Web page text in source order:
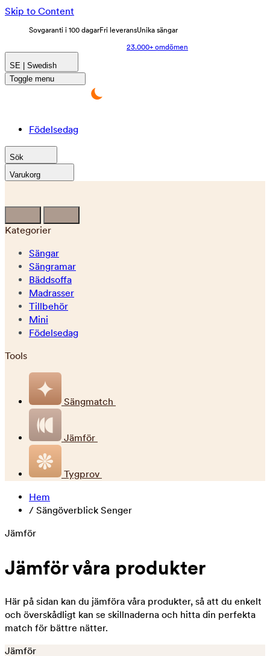
Skip to Content
Sovgaranti i 100 dagarFri leveransUnika sängar
23.000+ omdömen
SE | Swedish
Toggle menu
Födelsedag
Sök
Varukorg
Kategorier
Sängar
Sängramar
Bäddsoffa
Madrasser
Tillbehör
Mini
Födelsedag
Tools
Sängmatch
Jämför
Tygprov
Hem
/ Sängöverblick Senger
Jämför
Jämför våra produkter
Här på sidan kan du jämföra våra produkter, så att du enkelt
och överskådligt kan se skillnaderna och hitta din perfekta
match för bättre nätter.
Jämför